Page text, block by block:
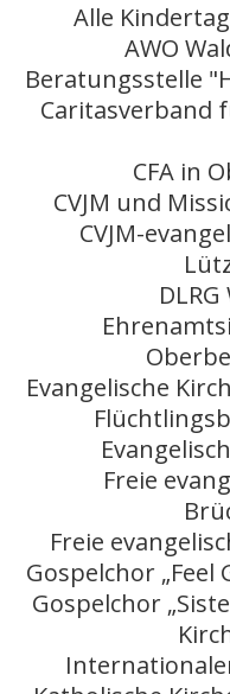
Alle
AWO
Beratungsstelle
Caritasverband
CFA in
CVJM und
CVJM-
Evangelische
Freie
Freie
Gospelchor „Feel
Gospelchor